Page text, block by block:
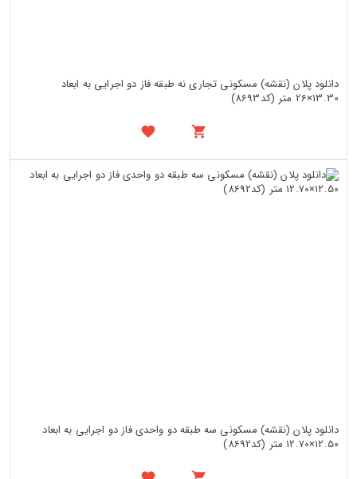
دانلود پلان (نقشه) مسکونی تجاری نه طبقه فاز دو اجرایی به ابعاد
13.30×26 متر (کد8693)
دانلود پلان (نقشه) مسکونی سه طبقه دو واحدی فاز دو اجرایی به ابعاد
12.50×12.70 متر (کد8692)